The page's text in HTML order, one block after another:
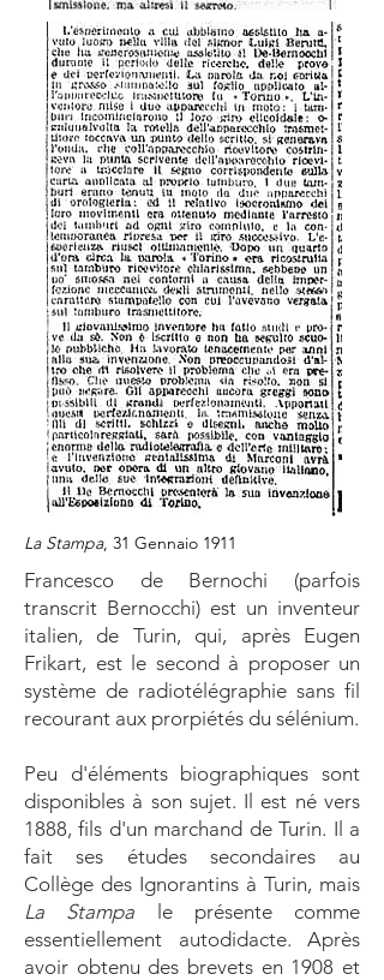
La Stampa, 31 Gennaio 1911
Francesco de Bernochi (parfois
transcrit Bernocchi) est un inventeur
italien, de Turin, qui, après Eugen
Frikart, est le second à proposer un
système de radiotélégraphie sans fil
recourant aux prorpiétés du sélénium.
Peu d'éléments biographiques sont
disponibles à son sujet. Il est né vers
1888, fils d'un marchand de Turin. Il a
fait ses études secondaires au
Collège des Ignorantins à Turin, mais
La Stampa le présente comme
essentiellement autodidacte. Après
avoir obtenu des brevets en 1908 et